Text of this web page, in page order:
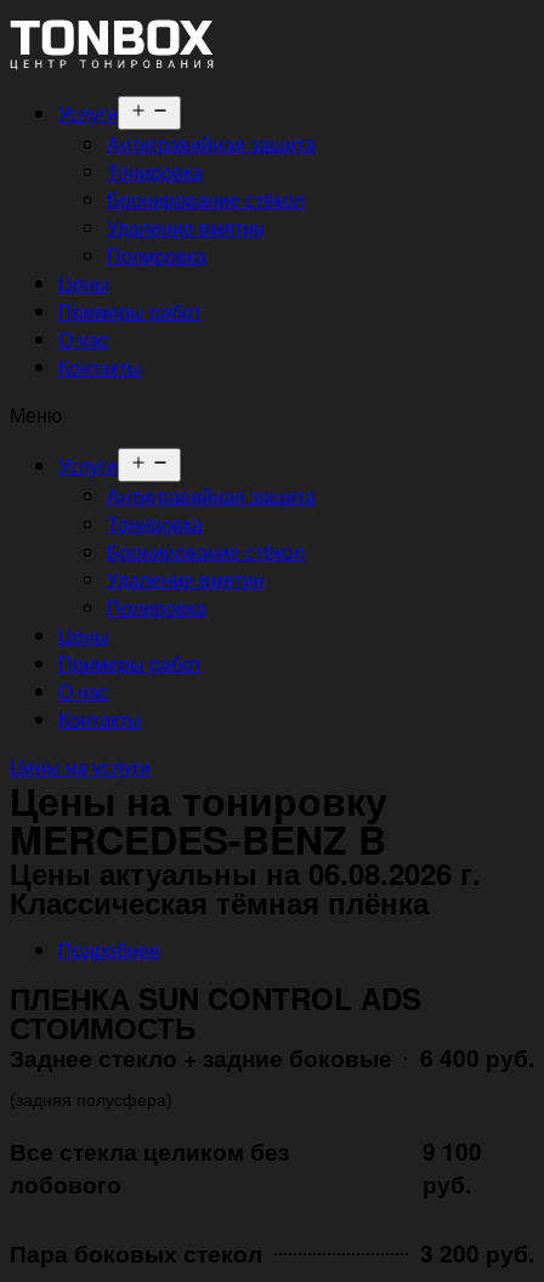
Услуги
меню
Антигравийная защита
Тонировка
Бронирование стёкол
Удаление вмятин
Полировка
Цены
Примеры работ
О нас
Контакты
Меню
Услуги
меню
Антигравийная защита
Тонировка
Бронирование стёкол
Удаление вмятин
Полировка
Цены
Примеры работ
О нас
Контакты
Цены на услуги
Цены на тонировку
MERCEDES-BENZ B
Цены актуальны на 06.08.2026 г.
Классическая тёмная плёнка
Подробнее
ПЛЕНКА SUN CONTROL ADS
СТОИМОСТЬ
Заднее стекло + задние боковые 6 400 руб.
(задняя полусфера)
Все стекла целиком без
лобового
9 100
руб.
Пара боковых стекол 3 200 руб.